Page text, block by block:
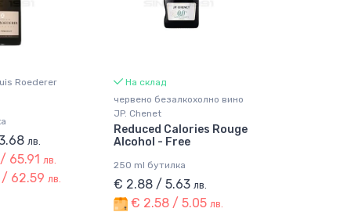
Roederer
лв.
65.91 лв.
62.59 лв.
На склад
червено безалкохолно вино
JP. Chenet
Reduced Calories Rouge
Alcohol - Free
250 ml бутилка
€ 2.88 / 5.63лв.
€ 2.58 / 5.05лв.